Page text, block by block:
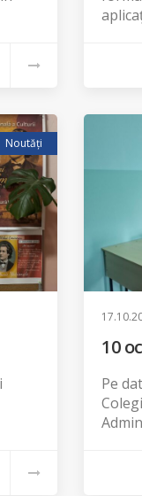
Noutăți
10
Pe